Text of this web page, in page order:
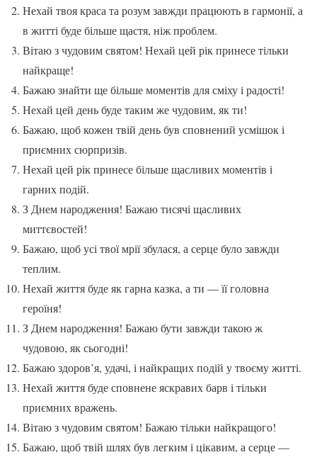
Нехай твоя краса та розум завжди працюють в гармонії, а
в житті буде більше щастя, ніж проблем.
Вітаю з чудовим святом! Нехай цей рік принесе тільки
найкраще!
Бажаю знайти ще більше моментів для сміху і радості!
Нехай цей день буде таким же чудовим, як ти!
Бажаю, щоб кожен твій день був сповнений усмішок і
приємних сюрпризів.
Нехай цей рік принесе більше щасливих моментів і
гарних подій.
З Днем народження! Бажаю тисячі щасливих
миттєвостей!
Бажаю, щоб усі твої мрії збулася, а серце було завжди
теплим.
Нехай життя буде як гарна казка, а ти — її головна
героїня!
З Днем народження! Бажаю бути завжди такою ж
чудовою, як сьогодні!
Бажаю здоров’я, удачі, і найкращих подій у твоєму житті.
Нехай життя буде сповнене яскравих барв і тільки
приємних вражень.
Вітаю з чудовим святом! Бажаю тільки найкращого!
Бажаю, щоб твій шлях був легким і цікавим, а серце —